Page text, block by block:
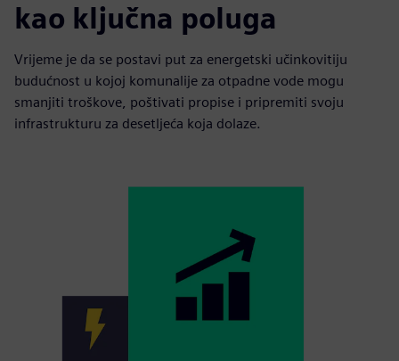
kao ključna poluga
Vrijeme je da se postavi put za energetski učinkovitiju
budućnost u kojoj komunalije za otpadne vode mogu
smanjiti troškove, poštivati propise i pripremiti svoju
infrastrukturu za desetljeća koja dolaze.